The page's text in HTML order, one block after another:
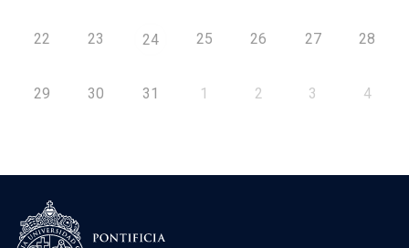
22 23 24 25 26 27 28
29 30 31 1 2 3 4